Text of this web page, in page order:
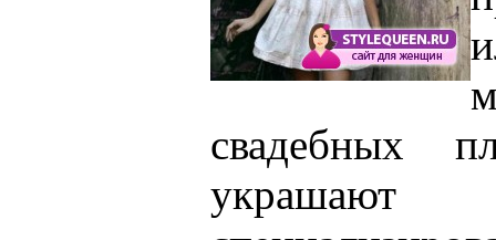
свадебных